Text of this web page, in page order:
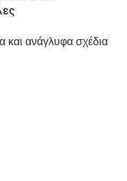
και ανάγλυφα σχέδια